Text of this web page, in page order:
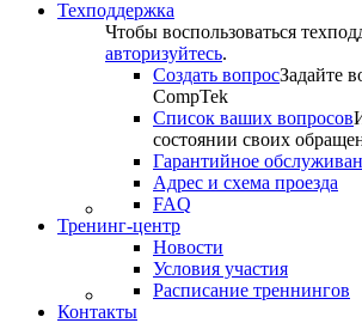
Техподдержка
Чтобы воспользоваться
авторизуйтесь.
Создать вопросЗадайте
CompTek
Список ваших вопросов
состоянии своих
Гарантийное
Адрес и схема проезда
FAQ
Тренинг-центр
Новости
Условия участия
Расписание треннингов
Контакты